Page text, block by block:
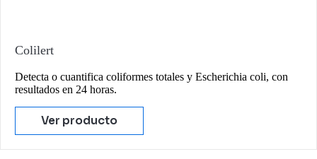
Colilert
Detecta o cuantifica coliformes totales y Escherichia coli, con
resultados en 24 horas.
Ver producto